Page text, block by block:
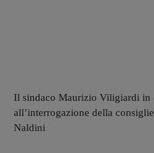
Il sindaco Maurizio Viligiardi in
all’interrogazione della
Naldini